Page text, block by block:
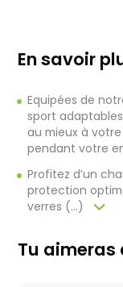
achats à domicile,
accueillir en
Pensez à préciser
et nous vous
être récupérés.
Livraison de
Après des réglages
votre vélo est
pour faciliter sa
Pour les vélos en
semaines. Pour les
et dépend
En savoir
Equipées de
sport
au mieux à
pendant votre
Profitez d’un
protection
verres (...)
Tu aimeras